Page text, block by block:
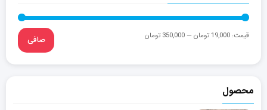
صافی قيمت: 19,000 تومان —350,000 تومان
محصول